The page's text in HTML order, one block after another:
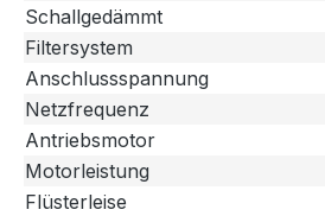
Schallgedämmt
Filtersystem
Anschlussspannung
Netzfrequenz
Antriebsmotor
Motorleistung
Flüsterleise